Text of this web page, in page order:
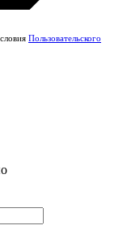
Пользовательского